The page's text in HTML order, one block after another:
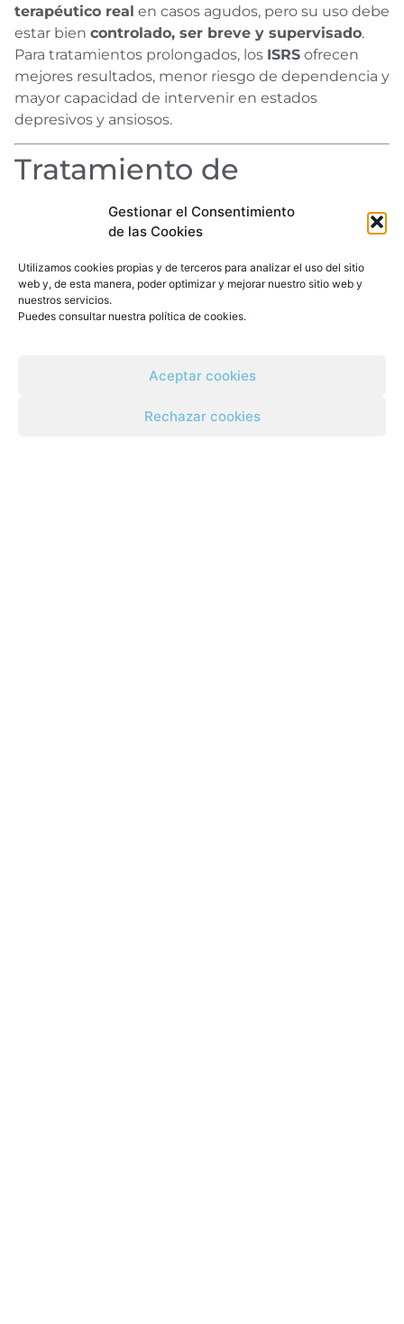
Gestionar el Consentimiento
de las Cookies
Utilizamos cookies propias y de terceros para analizar el uso del sitio
web y, de esta manera, poder optimizar y mejorar nuestro sitio web y
nuestros servicios.
Puedes consultar nuestra política de cookies.
Aceptar cookies
Rechazar cookies
terapéutico real en casos agudos, pero su uso debe
estar bien controlado, ser breve y supervisado.
Para tratamientos prolongados, los ISRS ofrecen
mejores resultados, menor riesgo de dependencia y
mayor capacidad de intervenir en estados
depresivos y ansiosos.
Tratamiento de
adicciones en Valencia
de desintoxicación en Valencia es ofrecerte toda
la información necesaria para que tomes decisiones
conscientes sobre tu salud mental. No podemos
equipo especializado y un enfoque integral.
psicólogos expertos en adicciones